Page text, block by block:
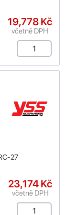
19,778 Kč
včetně DPH
27
23,174 Kč
včetně DPH